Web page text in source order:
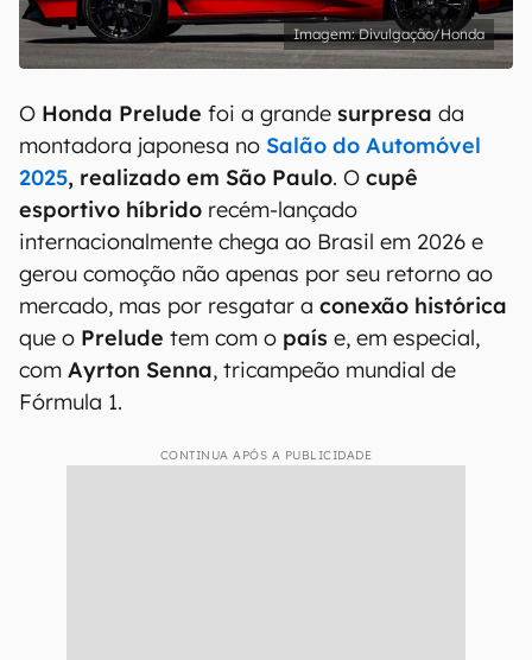
Divulgação/Honda
O Honda Prelude foi a grande surpresa da
montadora japonesa no Salão do Automóvel
2025, realizado em São Paulo. O cupê
esportivo híbrido recém-lançado
internacionalmente chega ao Brasil em 2026 e
gerou comoção não apenas por seu retorno ao
mercado, mas por resgatar a conexão histórica
que o Prelude tem com o país e, em especial,
com Ayrton Senna, tricampeão mundial de
Fórmula 1.
CONTINUA APÓS A PUBLICIDADE